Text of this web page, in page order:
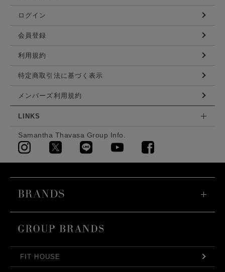
ログイン
会員登録
利用規約
特定商取引法に基づく表示
メンバーズ利用規約
LINKS
Samantha Thavasa Group Info.
FIT HOUSE